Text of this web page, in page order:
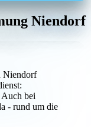
Niendorf
Niendorf
Auch bei
- rund um die